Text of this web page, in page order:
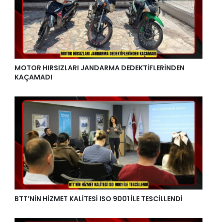
MOTOR HIRSIZLARI JANDARMA DEDEKTİFLERİNDEN
KAÇAMADI
BTT’NİN HİZMET KALİTESİ ISO 9001 İLE TESCİLLENDİ